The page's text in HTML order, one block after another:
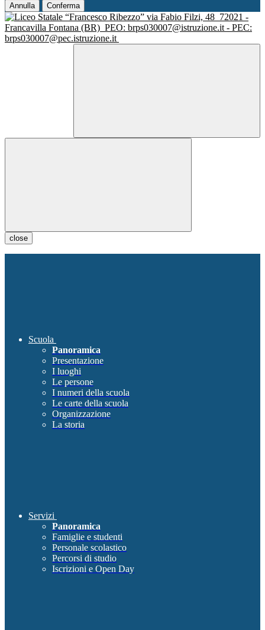
Annulla Conferma
via Fabio Filzi, 48 72021 -
Francavilla Fontana (BR) PEO: brps030007@istruzione.it - PEC:
brps030007@pec.istruzione.it
close
Scuola
Panoramica
Presentazione
I luoghi
Le persone
I numeri della scuola
Le carte della scuola
Organizzazione
La storia
Servizi
Panoramica
Famiglie e studenti
Personale scolastico
Percorsi di studio
Iscrizioni e Open Day